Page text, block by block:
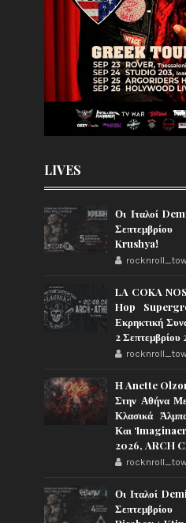
LIVES
Οι Ιταλοί
Krushya!
LA COKA
Hop
Εκρηκτική
2
Η Anette
Στην Αθήνα
Κλασικά
Και
2026, ARCH
Οι Ιταλοί